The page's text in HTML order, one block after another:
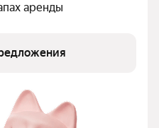
аренды